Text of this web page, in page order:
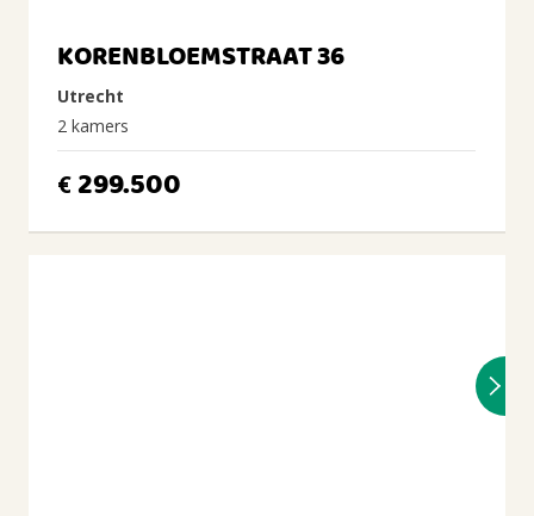
KORENBLOEMSTRAAT 36
Utrecht
2 kamers
€299.500